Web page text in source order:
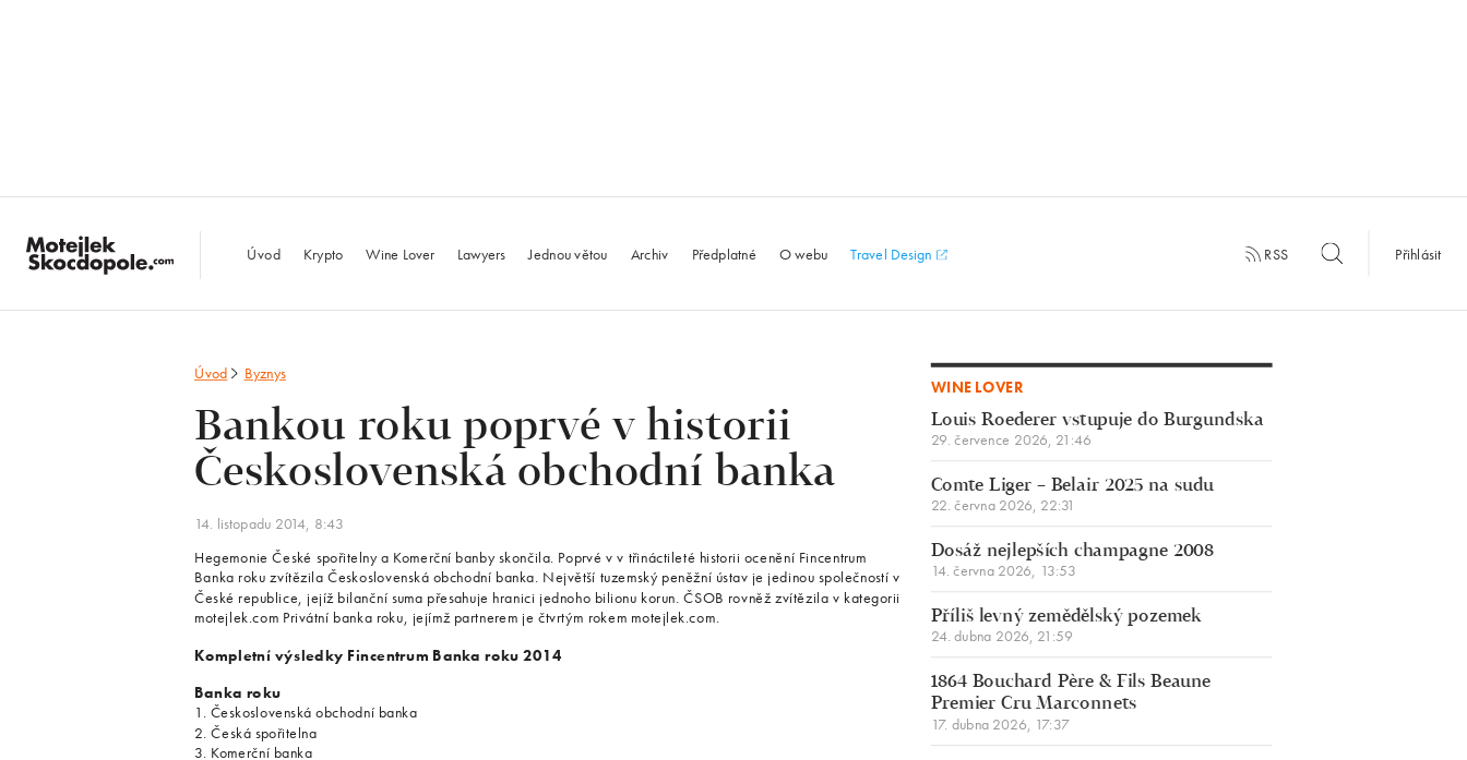
MotejlekSkocdopole.com
Úvod Krypto Wine Lover Lawyers Jednou větou Archiv Předplatné O webu Travel Design RSS Přihlásit
Úvod Byznys
Bankou roku poprvé v historii
Československá obchodní banka
14. listopadu 2014, 8:43
Hegemonie České spořitelny a Komerční banby skončila. Poprvé v v třináctileté historii ocenění Fincentrum
Banka roku zvítězila Československá obchodní banka. Největší tuzemský peněžní ústav je jedinou společností v
České republice, jejíž bilanční suma přesahuje hranici jednoho bilionu korun. ČSOB rovněž zvítězila v kategorii
motejlek.com Privátní banka roku, jejímž partnerem je čtvrtým rokem motejlek.com.
Kompletní výsledky Fincentrum Banka roku 2014
Banka roku
1. Československá obchodní banka
2. Česká spořitelna
3. Komerční banka
WINE LOVER
Louis Roederer vstupuje do Burgundska
29. července 2026, 21:46
Comte Liger – Belair 2025 na sudu
22. června 2026, 22:31
Dosáž nejlepších champagne 2008
14. června 2026, 13:53
Příliš levný zemědělský pozemek
24. dubna 2026, 21:59
1864 Bouchard Père & Fils Beaune
Premier Cru Marconnets
17. dubna 2026, 17:37